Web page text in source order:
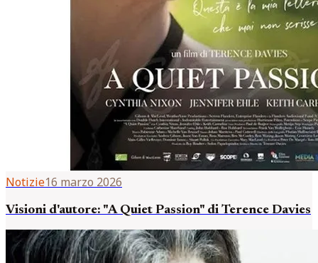
Notizie16 marzo 2026
Visioni d'autore: "A Quiet Passion" di Terence Davies